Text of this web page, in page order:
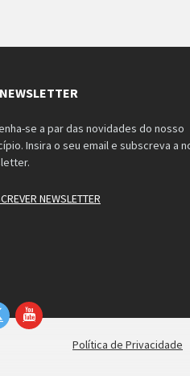
NEWSLETTER
se a par das novidades do nosso
Insira o seu email e subscreva a
NEWSLETTER
TwitterYouTube
Política de Privacidade